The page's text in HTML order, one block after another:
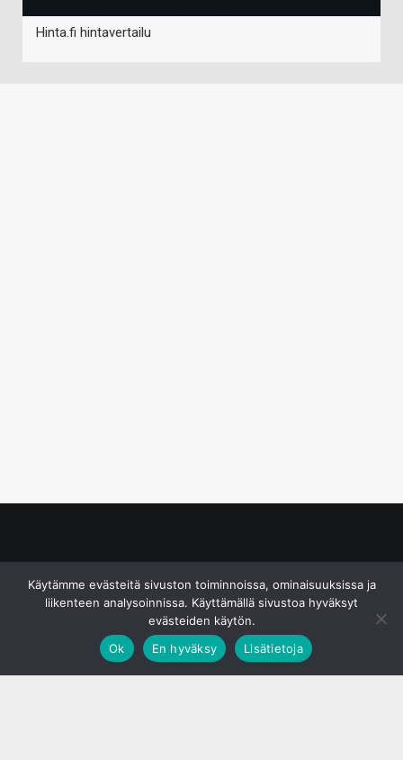
Hinta.fi hintavertailu
Käytämme evästeitä sivuston toiminnoissa, ominaisuuksissa ja
liikenteen analysoinnissa. Käyttämällä sivustoa hyväksyt
evästeiden käytön.
Ok
En hyväksy Lisätietoja